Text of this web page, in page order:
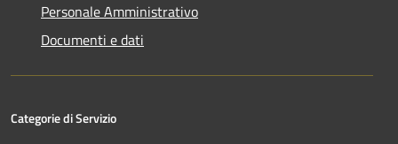
Personale Amministrativo
Documenti e dati
Categorie di Servizio